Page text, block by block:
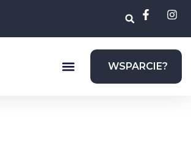
WSPARCIE?